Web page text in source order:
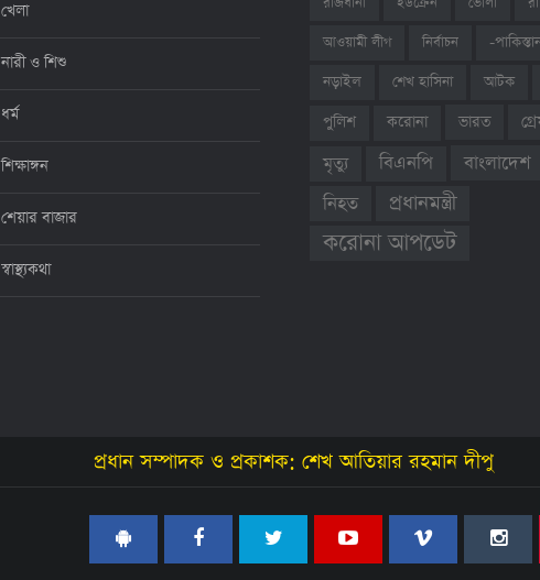
খেলা
নারী ও শিশু
ধর্ম
শিক্ষাঙ্গন
শেয়ার বাজার
স্বাস্থ্যকথা
আওয়ামী লীগ
নির্বাচন
-
নড়াইল
শেখ হাসিনা আটক
পুলিশ
করোনা ভারত
মৃত্যু
বিএনপি
বাংলাদেশ
নিহত
প্রধানমন্ত্রী
করোনা আপডেট
প্রধান সম্পাদক ও প্রকাশক: শেখ আতিয়ার রহমান দীপু